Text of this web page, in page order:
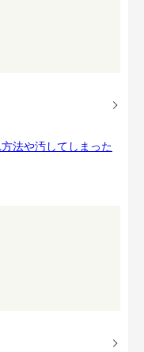
法や汚してしまった